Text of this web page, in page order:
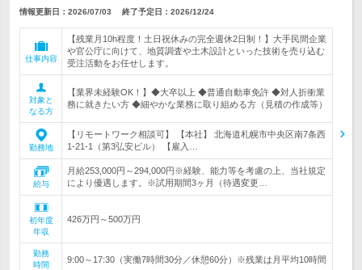
情報更新日：2026/07/03 終了予定日： 2026/12/24
仕事内容
【残業月10h程度！土日祝休みの完全週休2日制！】大手民間企業
や官公庁に向けて、地質調査や土木設計といった技術を売り込む
受注活動をお任せします。
対象と
なる方
【業界未経験OK！】◆大卒以上 ◆普通自動車免許 ◆対人折衝業
務に就きたい方 ◆細やかな業務に取り組める方（見積の作成等）
勤務地
【リモートワーク相談可】 【本社】 北海道札幌市中央区南7条西
1-21-1（第3弘安ビル） 【雇入…
給与
月給253,000円～294,000円※経験、能力等を考慮の上、当社規定
により優遇します。※試用期間3ヶ月（待遇変更…
初年度
年収
426万円～500万円
勤務
時間
9:00～17:30（実働7時間30分／休憩60分）※残業は月平均10時間